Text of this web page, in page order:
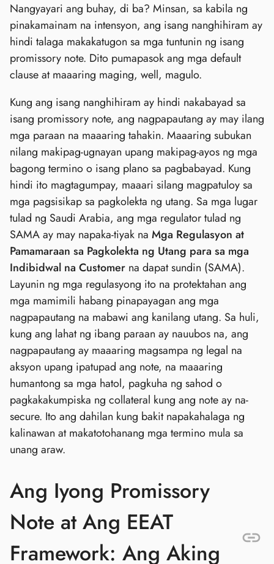
Nangyayari ang buhay, di ba? Minsan, sa kabila ng
pinakamainam na intensyon, ang isang nanghihiram ay
hindi talaga makakatugon sa mga tuntunin ng isang
promissory note. Dito pumapasok ang mga default
clause at maaaring maging, well, magulo.
Kung ang isang nanghihiram ay hindi nakabayad sa
isang promissory note, ang nagpapautang ay may ilang
mga paraan na maaaring tahakin. Maaaring subukan
nilang makipag-ugnayan upang makipag-ayos ng mga
bagong termino o isang plano sa pagbabayad. Kung
hindi ito magtagumpay, maaari silang magpatuloy sa
mga pagsisikap sa pagkolekta ng utang. Sa mga lugar
tulad ng Saudi Arabia, ang mga regulator tulad ng
SAMA ay may napaka-tiyak na Mga Regulasyon at
Pamamaraan sa Pagkolekta ng Utang para sa mga
Indibidwal na Customer na dapat sundin (SAMA).
Layunin ng mga regulasyong ito na protektahan ang
mga mamimili habang pinapayagan ang mga
nagpapautang na mabawi ang kanilang utang. Sa huli,
kung ang lahat ng ibang paraan ay nauubos na, ang
nagpapautang ay maaaring magsampa ng legal na
aksyon upang ipatupad ang note, na maaaring
humantong sa mga hatol, pagkuha ng sahod o
pagkakakumpiska ng collateral kung ang note ay na-
secure. Ito ang dahilan kung bakit napakahalaga ng
kalinawan at makatotohanang mga termino mula sa
unang araw.
Ang Iyong Promissory
Note at Ang EEAT
Framework: Ang Aking